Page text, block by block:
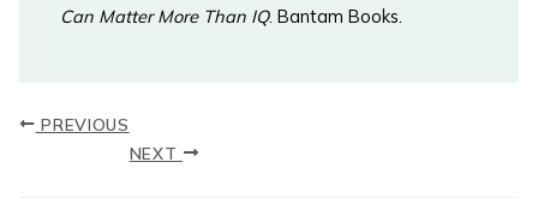
Can Matter More Than IQ. Bantam Books.
PREVIOUS
NEXT